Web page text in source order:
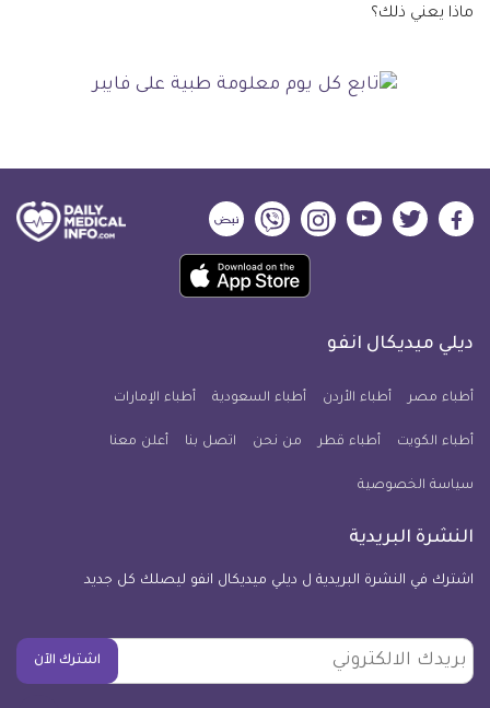
ديلي
فيسبوك
ديلي
تويتر
ديلي
ميديكال
يوتيوب
ديلي
ميديكال
انفو
ديلي
ميديكال
انفو
ديلي
ميديكال
انفو
حمل
تطبيق
معلومة
للآيفون
ديلي ميديكال انفو
أطباء مصر أطباء الأردن أطباء السعودية أطباء الإمارات
أطباء الكويت أطباء قطر من نحن اتصل بنا أعلن معنا
سياسة الخصوصية
النشرة البريدية
اشترك في النشرة البريدية ل ديلي ميديكال انفو ليصلك كل جديد
بريدك
الالكتروني
اشترك الآن